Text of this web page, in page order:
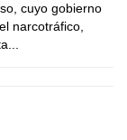
cuyo gobierno
narcotráfico,